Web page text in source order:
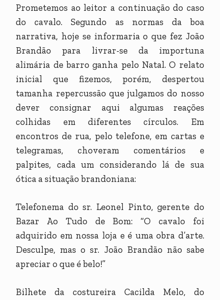
Prometemos ao leitor a continuação do caso
do cavalo. Segundo as normas da boa
narrativa, hoje se informaria o que fez João
Brandão para livrar-se da importuna
alimária de barro ganha pelo Natal. O relato
inicial que fizemos, porém, despertou
tamanha repercussão que julgamos do nosso
dever consignar aqui algumas reações
colhidas em diferentes círculos. Em
encontros de rua, pelo telefone, em cartas e
telegramas, choveram comentários e
palpites, cada um considerando lá de sua
ótica a situação brandoniana:
Telefonema do sr. Leonel Pinto, gerente do
Bazar Ao Tudo de Bom: “O cavalo foi
adquirido em nossa loja e é uma obra d’arte.
Desculpe, mas o sr. João Brandão não sabe
apreciar o que é belo!”
Bilhete da costureira Cacilda Melo, do